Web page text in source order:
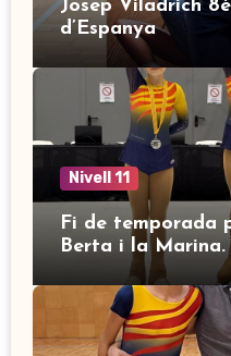
Josep Viladrich
d’Espanya
Nivell 11
Fi de temporada
Berta i la Marina.